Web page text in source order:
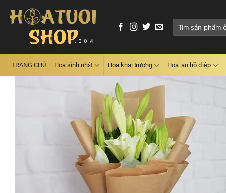
Tìm
TRANG CHỦ Hoa sinh nhật Hoa khai trương Hoa lan hồ điệp